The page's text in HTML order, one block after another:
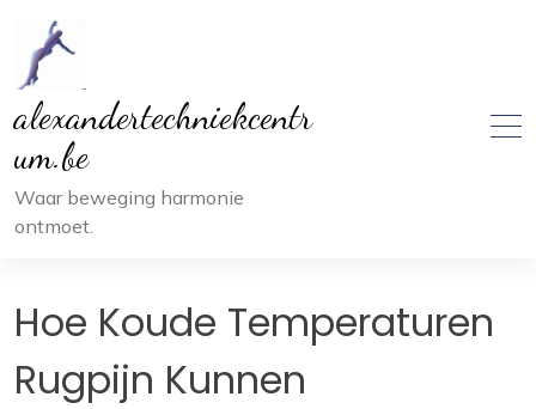
inhoud
alexandertechniekcentr
um.be
Waar beweging harmonie
ontmoet.
Hoe Koude Temperaturen
Rugpijn Kunnen